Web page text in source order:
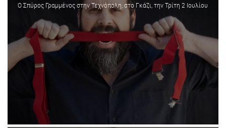
Ο Σπύρος Γραμμένος στην Τεχνόπολη, στο Γκάζι, την Τρίτη 2 Ιουλίου